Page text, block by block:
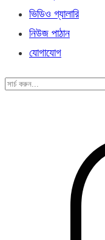
ভিডিও গ্যালারি
নিউজ পাঠান
যোগাযোগ